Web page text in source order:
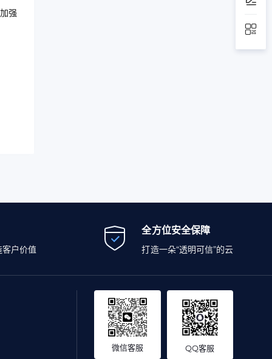
强
客户价值
全方位安全保障
打造一朵“透明可信”的云
微信客服 QQ客服